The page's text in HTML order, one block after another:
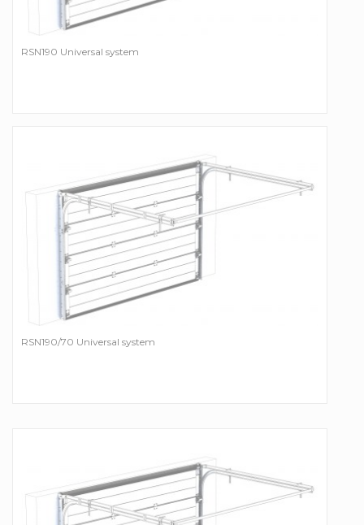
RSN190 Universal system
RSN190/70 Universal system